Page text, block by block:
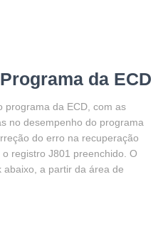
da ECD
programa da ECD, com as
no desempenho do programa
do erro na recuperação
registro J801 preenchido. O
a partir da área de